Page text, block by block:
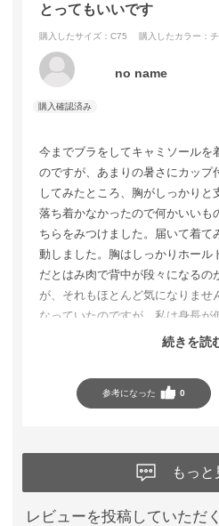
とってもいいです
購入したサイズ：C75 購入したカラー：
no name
今までブラをしてキャミソールを
のですが、あまりの暑さにカップ
してみたところ、胸がしっかりと
落ち着かなかったので何かいいも
ちらをみつけました。届いて着て
動しました。胸はしっかりホール
だとはみ肉で背中が段々になるの
が、それもほとんど気になりませ
なっていたのですが、私は身長が
ストのパンツを履けば手を上げて
続きを読
参考になった 0
もっと
レビューを投稿していただ